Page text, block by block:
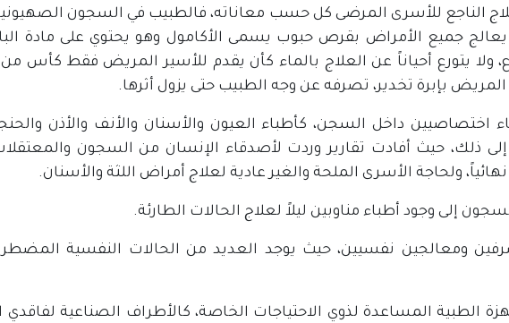
الناجع للأسرى المرضى كل حسب معاناته، فالطبيب في السجون
يعالج جميع الأمراض بقرص حبوب يسمى الأكامول وهو يحتوي على مادة
ولا يتورع أحياناً عن العلاج بالماء كأن يقدم للأسير المريض فقط كأس من
بإبرة تخدير، تصرفه عن وجه الطبيب حتى يزول أثرها.
اختصاصيين داخل السجن، كأطباء العيون والأسنان والأنف والأذن
ذلك، حيث أفادت تقارير وردت لأصدقاء الإنسان من السجون
ولحاجة الأسرى الملحة والغير عادية لعلاج أمراض اللثة والأسنان.
إلى وجود أطباء مناوبين ليلاً لعلاج الحالات الطارئة.
ومعالجين نفسيين، حيث يوجد العديد من الحالات النفسية
الطبية المساعدة لذوي الاحتياجات الخاصة، كالأطراف الصناعية لفاقدي